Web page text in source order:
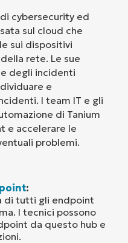
cybersecurity ed
sul cloud che
sui dispositivi
rete. Le sue
degli incidenti
e
I team IT e gli
di Tanium
e accelerare le
problemi.
:
di tutti gli endpoint
I tecnici possono
da questo hub e